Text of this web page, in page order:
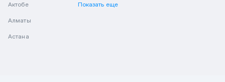
Актобе
Алматы
Астана
Показать еще